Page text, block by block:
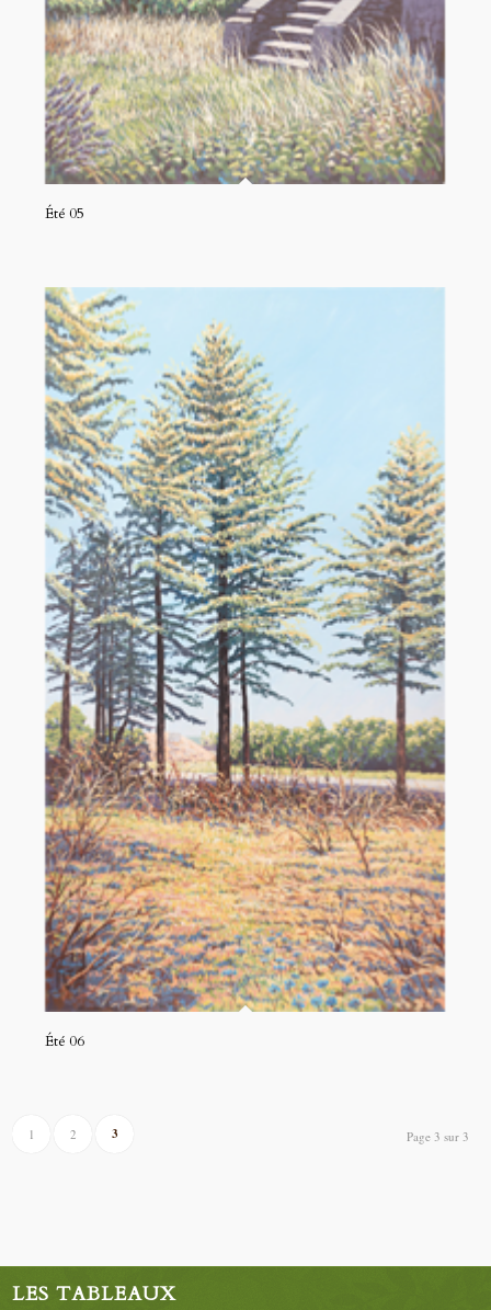
Été 05
Été 06
Page 3 sur 3
1 2 3
LES TABLEAUX